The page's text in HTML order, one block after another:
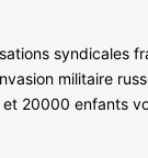
syndicales
militaire
20000 enfants